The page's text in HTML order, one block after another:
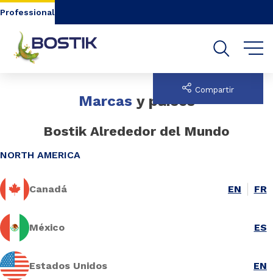
Go to content
Professional
Marcas y países
Compartir
Bostik Alrededor del Mundo
NORTH AMERICA
Canadá EN FR
México ES
Estados Unidos EN